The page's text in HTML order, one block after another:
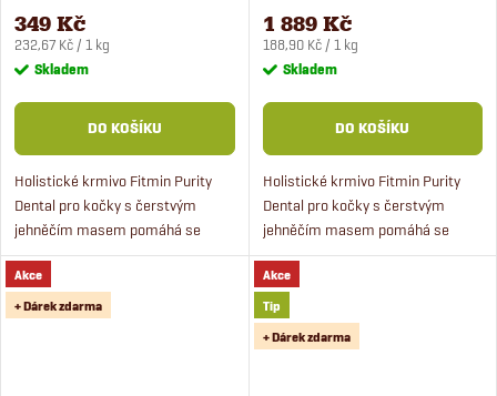
349 Kč
Měrná
cena:
232,67 Kč / 1 kg
Skladem
DO KOŠÍKU
Holistické krmivo Fitmin Purity
Dental pro kočky s čerstvým
jehněčím masem pomáhá se
zdravím dutiny ústní.
1 889 Kč
Měrná
cena:
188,90 Kč / 1 kg
Skladem
DO KOŠÍKU
Holistické krmivo Fitmin Purity
Dental pro kočky s čerstvým
jehněčím masem pomáhá se
zdravím dutiny ústní.
Akce
+ Dárek zdarma
Akce
Tip
+ Dárek zdarma